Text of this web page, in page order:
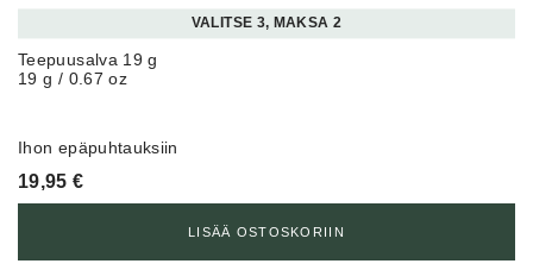
VALITSE 3, MAKSA 2
Teepuusalva 19 g
19 g / 0.67 oz
Ihon epäpuhtauksiin
19,95€
LISÄÄ OSTOSKORIIN